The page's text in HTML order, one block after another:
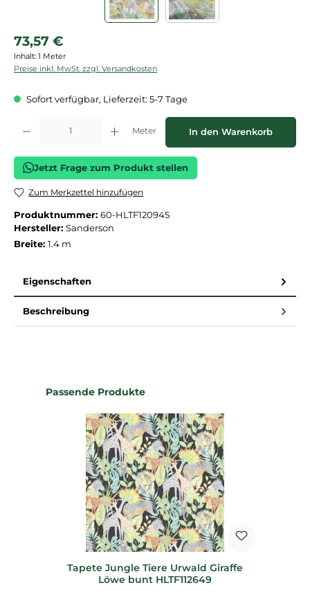
Regulärer Preis:
73,57 €
Inhalt: 1 Meter
Preise inkl. MwSt. zzgl. Versandkosten
Sofort verfügbar, Lieferzeit: 5-7 Tage
Produkt Anzahl: Gib den gewünschten Wert ein oder benutze die
Meter In den Warenkorb
Jetzt Frage zum Produkt stellen
Zum Merkzettel hinzufügen
Produktnummer: 60-HLTF120945
Hersteller: Sanderson
Breite: 1.4 m
Eigenschaften
Beschreibung
Produktgalerie überspringen
Passende Produkte
Tapete Jungle Tiere Urwald Giraffe
Löwe bunt HLTF112649